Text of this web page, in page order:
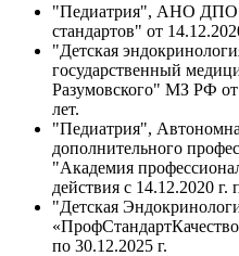
"Педиатрия", АНО ДПО
стандартов" от
"Детская
государственный
Разумовского" МЗ РФ от
лет.
"Педиатрия",
дополнительного
"Академия
действия с 14.12.2020 г.
"Детская
по 30.12.2025 г.